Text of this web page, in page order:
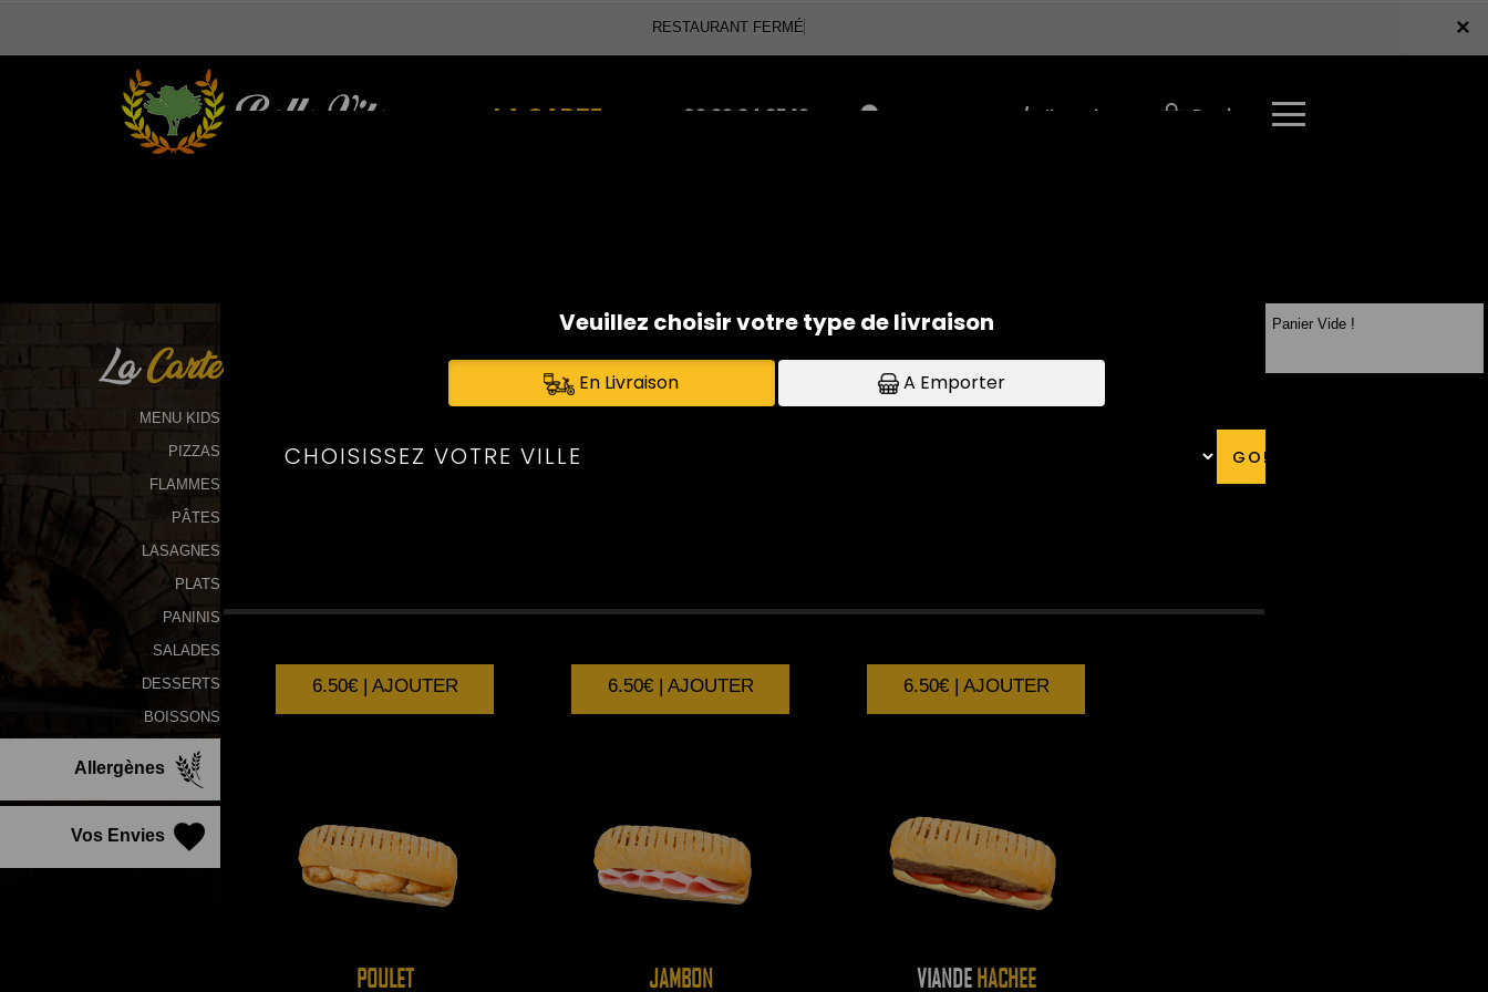
×
RESTAURANT FERMÉ
LA CARTE
03.82.84.85.12
Se connecter / S'inscrire Panier
×
LaCarte
MENU KIDS
PIZZAS
FLAMMES
PÂTES
LASAGNES
PLATS
PANINIS
SALADES
DESSERTS
BOISSONS
Allergènes
Vos Envies
PANINIS
6.50€ | AJOUTER 6.50€ | AJOUTER 6.50€ | AJOUTER
POULET JAMBON VIANDEHACHEE
Panier Vide !